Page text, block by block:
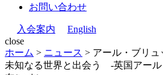
お問い合わせ
入会案内
English
close
ホーム > ニュース > アール・ブリ
未知なる世界と出会う -英国アール